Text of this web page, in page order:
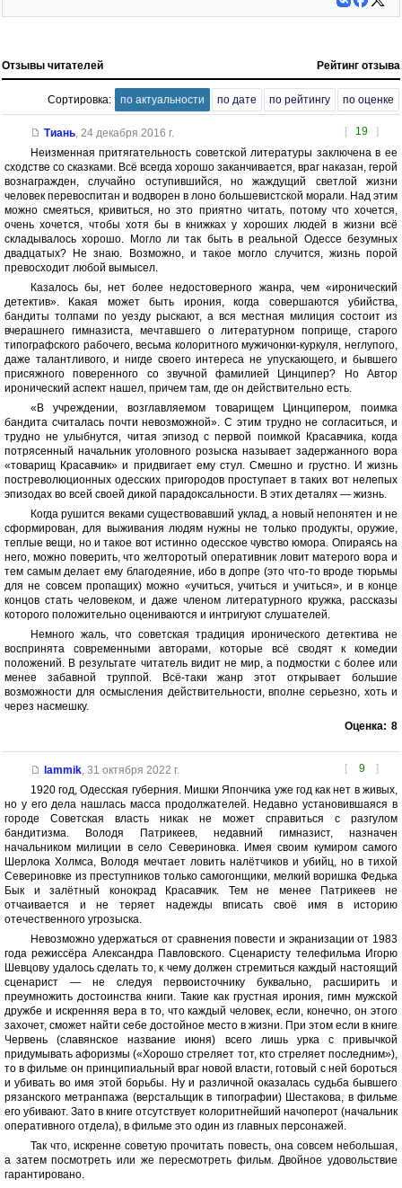
Отзывы читателей Рейтинг отзыва
Сортировка: по актуальности по дате по рейтингу по оценке
[ 19 ]
Тиань, 24 декабря 2016 г.
Неизменная притягательность советской литературы заключена в ее
сходстве со сказками. Всё всегда хорошо заканчивается, враг наказан, герой
вознагражден, случайно оступившийся, но жаждущий светлой жизни
человек перевоспитан и водворен в лоно большевистской морали. Над этим
можно смеяться, кривиться, но это приятно читать, потому что хочется,
очень хочется, чтобы хотя бы в книжках у хороших людей в жизни всё
складывалось хорошо. Могло ли так быть в реальной Одессе безумных
двадцатых? Не знаю. Возможно, и такое могло случится, жизнь порой
превосходит любой вымысел.
Казалось бы, нет более недостоверного жанра, чем «иронический
детектив». Какая может быть ирония, когда совершаются убийства,
бандиты толпами по уезду рыскают, а вся местная милиция состоит из
вчерашнего гимназиста, мечтавшего о литературном поприще, старого
типографского рабочего, весьма колоритного мужичонки-куркуля, неглупого,
даже талантливого, и нигде своего интереса не упускающего, и бывшего
присяжного поверенного со звучной фамилией Цинципер? Но Автор
иронический аспект нашел, причем там, где он действительно есть.
«В учреждении, возглавляемом товарищем Цинципером, поимка
бандита считалась почти невозможной». С этим трудно не согласиться, и
трудно не улыбнутся, читая эпизод с первой поимкой Красавчика, когда
потрясенный начальник уголовного розыска называет задержанного вора
«товарищ Красавчик» и придвигает ему стул. Смешно и грустно. И жизнь
постреволюционных одесских пригородов проступает в таких вот нелепых
эпизодах во всей своей дикой парадоксальности. В этих деталях — жизнь.
Когда рушится веками существовавший уклад, а новый непонятен и не
сформирован, для выживания людям нужны не только продукты, оружие,
теплые вещи, но и такое вот истинно одесское чувство юмора. Опираясь на
него, можно поверить, что желторотый оперативник ловит матерого вора и
тем самым делает ему благодеяние, ибо в допре (это что-то вроде тюрьмы
для не совсем пропащих) можно «учиться, учиться и учиться», и в конце
концов стать человеком, и даже членом литературного кружка, рассказы
которого положительно оцениваются и интригуют слушателей.
Немного жаль, что советская традиция иронического детектива не
воспринята современными авторами, которые всё сводят к комедии
положений. В результате читатель видит не мир, а подмостки с более или
менее забавной труппой. Всё-таки жанр этот открывает большие
возможности для осмысления действительности, вполне серьезно, хоть и
через насмешку.
Оценка: 8
[ 9 ]
lammik, 31 октября 2022 г.
1920 год, Одесская губерния. Мишки Япончика уже год как нет в живых,
но у его дела нашлась масса продолжателей. Недавно установившаяся в
городе Советская власть никак не может справиться с разгулом
бандитизма. Володя Патрикеев, недавний гимназист, назначен
начальником милиции в село Севериновка. Имея своим кумиром самого
Шерлока Холмса, Володя мечтает ловить налётчиков и убийц, но в тихой
Севериновке из преступников только самогонщики, мелкий воришка Федька
Бык и залётный конокрад Красавчик. Тем не менее Патрикеев не
отчаивается и не теряет надежды вписать своё имя в историю
отечественного угрозыска.
Невозможно удержаться от сравнения повести и экранизации от 1983
года режиссёра Александра Павловского. Сценаристу телефильма Игорю
Шевцову удалось сделать то, к чему должен стремиться каждый настоящий
сценарист — не следуя первоисточнику буквально, расширить и
преумножить достоинства книги. Такие как грустная ирония, гимн мужской
дружбе и искренняя вера в то, что каждый человек, если, конечно, он этого
захочет, сможет найти себе достойное место в жизни. При этом если в книге
Червень (славянское название июня) всего лишь урка с привычкой
придумывать афоризмы («Хорошо стреляет тот, кто стреляет последним»),
то в фильме он принципиальный враг новой власти, готовый с ней бороться
и убивать во имя этой борьбы. Ну и различной оказалась судьба бывшего
рязанского метранпажа (верстальщик в типографии) Шестакова, в фильме
его убивают. Зато в книге отсутствует колоритнейший начоперот (начальник
оперативного отдела), в фильме это один из главных персонажей.
Так что, искренне советую прочитать повесть, она совсем небольшая,
а затем посмотреть или же пересмотреть фильм. Двойное удовольствие
гарантировано.